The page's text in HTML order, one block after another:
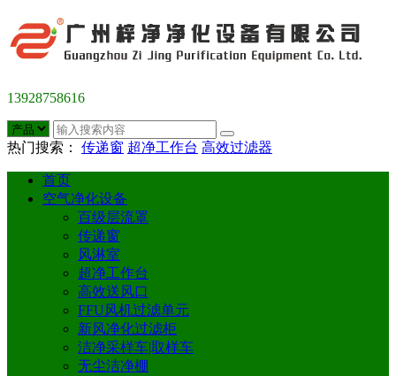
13928758616
热门搜索： 传递窗 超净工作台 高效过滤器
首页
空气净化设备
百级层流罩
传递窗
风淋室
超净工作台
高效送风口
FFU风机过滤单元
新风净化过滤柜
洁净采样车|取样车
无尘洁净棚